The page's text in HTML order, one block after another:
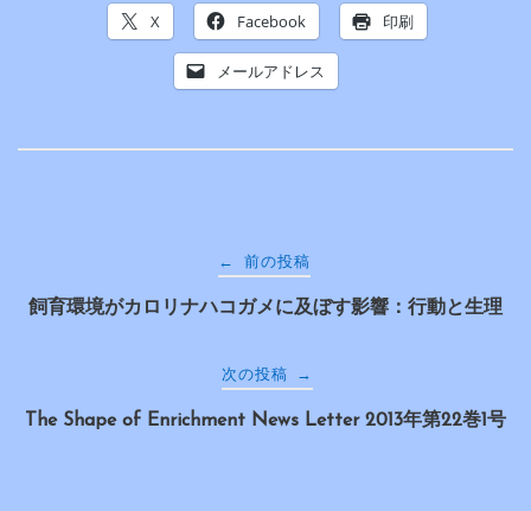
X Facebook 印刷
メールアドレス
稿
← 前の投稿
飼育環境がカロリナハコガメに及ぼす影響：行動と生理
次の投稿 →
The Shape of Enrichment News Letter 2013年第22巻1号